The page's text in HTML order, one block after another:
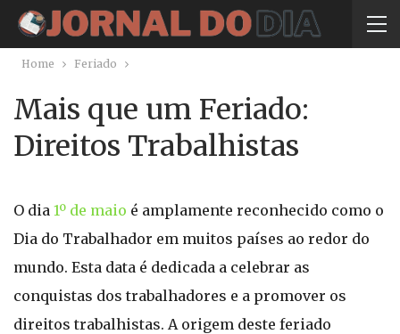
Home Feriado
Mais que um Feriado:
Direitos Trabalhistas
O dia 1º de maio é amplamente reconhecido como o
Dia do Trabalhador em muitos países ao redor do
mundo. Esta data é dedicada a celebrar as
conquistas dos trabalhadores e a promover os
direitos trabalhistas. A origem deste feriado